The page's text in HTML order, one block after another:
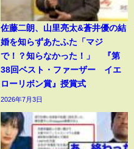
佐藤二朗、山里亮太&蒼井優の結
婚を知らずあたふた「マジ
で！？知らなかった！」 『第
38回ベスト・ファーザー イエ
ローリボン賞』授賞式
2026年7月3日